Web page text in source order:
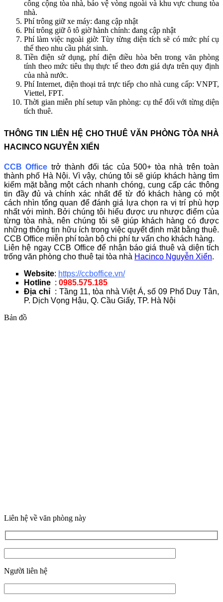
công cộng tòa nhà, bảo vệ vòng ngoài và khu vực chung tòa
nhà.
Phí trông giữ xe máy: đang cập nhật
Phí trông giữ ô tô giờ hành chính: đang cập nhật
Phí làm việc ngoài giờ: Tùy từng diện tích sẽ có mức phí cụ
thể theo nhu cầu phát sinh.
Tiền điện sử dụng, phí điện điều hòa bên trong văn phòng
tính theo mức tiêu thụ thực tế theo đơn giá dựa trên quy định
của nhà nước.
Phí Internet, điện thoại trả trực tiếp cho nhà cung cấp: VNPT,
Viettel, FPT.
Thời gian miễn phí setup văn phòng: cụ thể đối với từng diện
tích thuê.
THÔNG TIN LIÊN HỆ CHO THUÊ VĂN PHÒNG TÒA NHÀ
HACINCO NGUYỄN XIỂN
CCB Office trở thành đối tác của 500+ tòa nhà trên toàn
thành phố Hà Nội. Vì vậy, chúng tôi sẽ giúp khách hàng tìm
kiếm mặt bằng một cách nhanh chóng, cung cấp các thông
tin đầy đủ và chính xác nhất để từ đó khách hàng có một
cách nhìn tổng quan để đánh giá lựa chọn ra vị trí phù hợp
nhất với mình. Bởi chúng tôi hiểu được ưu nhược điểm của
từng tòa nhà, nên chúng tôi sẽ giúp khách hàng có được
những thông tin hữu ích trong việc quyết định mặt bằng thuê.
CCB Office miễn phí toàn bộ chi phí tư vấn cho khách hàng.
Liên hệ ngay CCB Office để nhận báo giá thuê và diện tích
trống văn phòng cho thuê tại tòa nhà Hacinco Nguyễn Xiển.
Website: https://ccboffice.vn/
Hotline : 0985.575.185
Địa chỉ : Tầng 11, tòa nhà Việt Á, số 09 Phố Duy Tân,
P. Dịch Vọng Hậu, Q. Cầu Giấy, TP. Hà Nội
Bản đồ
Liên hệ về văn phòng này
Người liên hệ